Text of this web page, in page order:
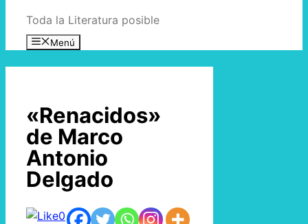
Toda la Literatura posible
Menú
«Renacidos»
de Marco
Antonio
Delgado
0